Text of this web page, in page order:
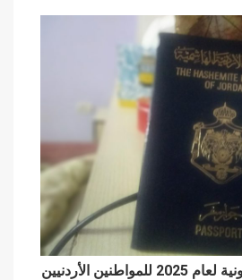
تأشيرة فيتنام الإلكترونية لعام 2025 للمواطنين الأردنيين